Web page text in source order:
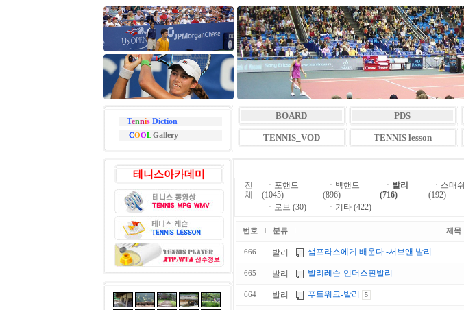
Tennis Diction
COOLGallery
BOARD PDS
TENNIS_VOD TENNIS lesson
테니스아카데미
전
체
ㆍ 포핸드
(1045)
ㆍ 백핸드
(896)
ㆍ 발리
(716)
ㆍ 스매쉬
(192)
ㆍ 로브 (30) ㆍ 기타 (422)
번호 분류 제목
666 발리 샘프라스에게 배운다 -서브앤 발리
665 발리 발리레슨-언더스핀발리
664 발리 푸트워크-발리 5